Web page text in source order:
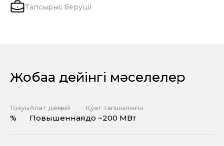
Тапсырыс беруші
Жобаға дейінгі мәселелер
Тозуы
%
Апат деңгейі
Повышенная
Қуат тапшылығы
до ~200 МВт